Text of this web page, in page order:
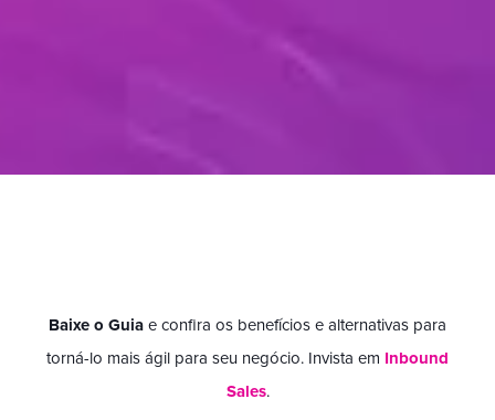
Baixe o Guia e confira os benefícios e alternativas para
torná-lo mais ágil para seu negócio. Invista em Inbound
Sales.